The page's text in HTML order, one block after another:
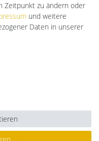
AGB
Zeitpunkt zu ändern oder
und weitere
Daten in unserer